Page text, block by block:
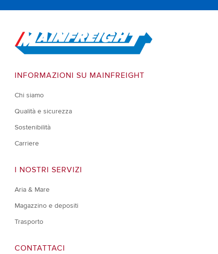
Go to Home
INFORMAZIONI SU MAINFREIGHT
Chi siamo
Qualità e sicurezza
Sostenibilità
Carriere
I NOSTRI SERVIZI
Aria & Mare
Magazzino e depositi
Trasporto
CONTATTACI